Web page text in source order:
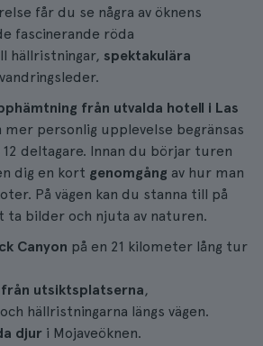
får du se några av öknens
fascinerande röda
hällristningar, spektakulära
från utvalda hotell i Las
mer personlig upplevelse begränsas
deltagare. Innan du börjar turen
dig en kort genomgång av hur man
På vägen kan du stanna till på
ta bilder och njuta av naturen.
Canyon på en 21 kilometer lång tur
utsiktsplatserna,
hällristningarna längs vägen.
djur i Mojaveöknen.